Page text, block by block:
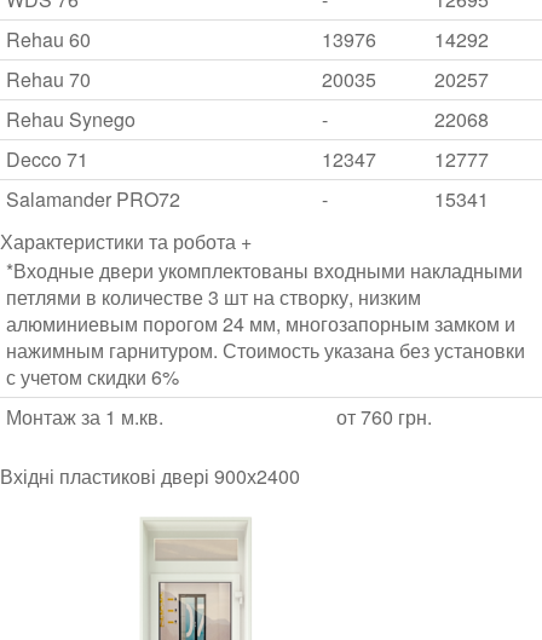
Rehau 60
13976
14292
Rehau 70
20035
20257
Rehau Synego
-
22068
Decco 71
12347
12777
Salamander PRO72
-
15341
Характеристики та робота +
*Входные двери укомплектованы входными накладными
петлями в количестве 3 шт на створку, низким
алюминиевым порогом 24 мм, многозапорным замком и
нажимным гарнитуром. Стоимость указана без установки
с учетом скидки 6%
Монтаж за 1 м.кв.
от 760 грн.
Вхідні пластикові двері 900х2400